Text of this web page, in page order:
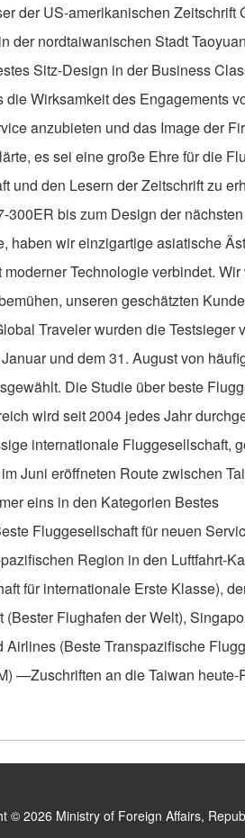
der US-amerikanischen Zeitschrift
der nordtaiwanischen Stadt
Sitz-Design in der Business
Wirksamkeit des Engagements
anzubieten und das Image der
es sei eine große Ehre für die
und den Lesern der Zeitschrift zu
bis zum Design der
haben wir einzigartige asiatische
Technologie verbindet.
unseren geschätzten
Traveler wurden die Testsieger
und dem 31. August von
Die Studie über beste
wird seit 2004 jedes Jahr
internationale Fluggesellschaft,
Juni eröffneten Route zwischen
eins in den Kategorien Bestes
Fluggesellschaft für neuen
Region in den Luftfahrt-
für internationale Erste Klasse),
Flughafen der Welt),
Airlines (Beste Transpazifische
—Zuschriften an die Taiwan heute-
© 2026 Ministry of Foreign Affairs,